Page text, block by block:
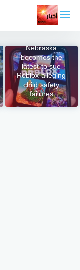
المحتوى
Nebraska
becomes the
latest to sue
Roblox alleging
child safety
failures